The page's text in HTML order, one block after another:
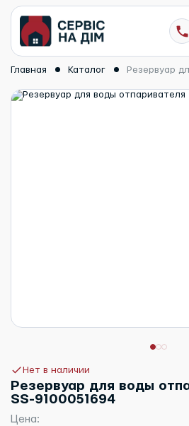
Главная Каталог Резервуар
Нет в наличии
Резервуар для воды
SS-9100051694
Цена: